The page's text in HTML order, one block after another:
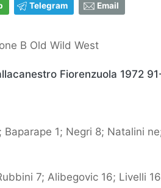
Telegram Email
B Old Wild West
Fiorenzuola 1972
Baparape 1; Negri 8; Natalini
7; Alibegovic 16; Livelli